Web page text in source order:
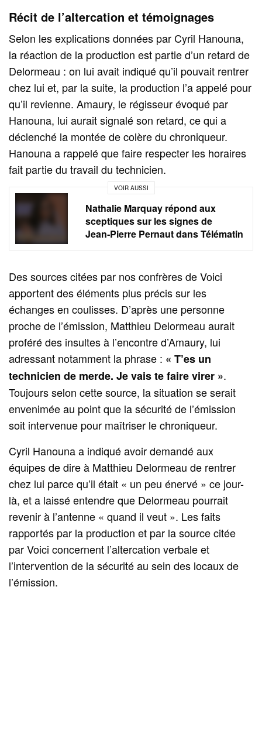
Récit de l’altercation et témoignages
Selon les explications données par Cyril Hanouna,
la réaction de la production est partie d’un retard de
Delormeau : on lui avait indiqué qu’il pouvait rentrer
chez lui et, par la suite, la production l’a appelé pour
qu’il revienne. Amaury, le régisseur évoqué par
Hanouna, lui aurait signalé son retard, ce qui a
déclenché la montée de colère du chroniqueur.
Hanouna a rappelé que faire respecter les horaires
fait partie du travail du technicien.
VOIR AUSSI
Nathalie Marquay répond aux
sceptiques sur les signes de
Jean‑Pierre Pernaut dans Télématin
Des sources citées par nos confrères de Voici
apportent des éléments plus précis sur les
échanges en coulisses. D’après une personne
proche de l’émission, Matthieu Delormeau aurait
proféré des insultes à l’encontre d’Amaury, lui
adressant notamment la phrase : « T’es un
technicien de merde. Je vais te faire virer ».
Toujours selon cette source, la situation se serait
envenimée au point que la sécurité de l’émission
soit intervenue pour maîtriser le chroniqueur.
Cyril Hanouna a indiqué avoir demandé aux
équipes de dire à Matthieu Delormeau de rentrer
chez lui parce qu’il était « un peu énervé » ce jour-
là, et a laissé entendre que Delormeau pourrait
revenir à l’antenne « quand il veut ». Les faits
rapportés par la production et par la source citée
par Voici concernent l’altercation verbale et
l’intervention de la sécurité au sein des locaux de
l’émission.